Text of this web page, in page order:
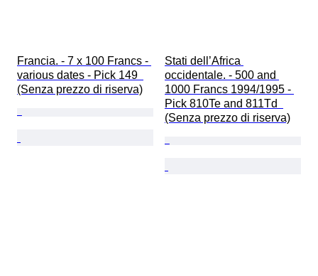
Francia. - 7 x 100 Francs -
various dates - Pick 149
(Senza prezzo di riserva)
Stati dell’Africa
occidentale. - 500 and
1000 Francs 1994/1995 -
Pick 810Te and 811Td
(Senza prezzo di riserva)